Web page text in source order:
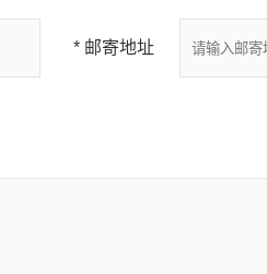
* 邮寄地址